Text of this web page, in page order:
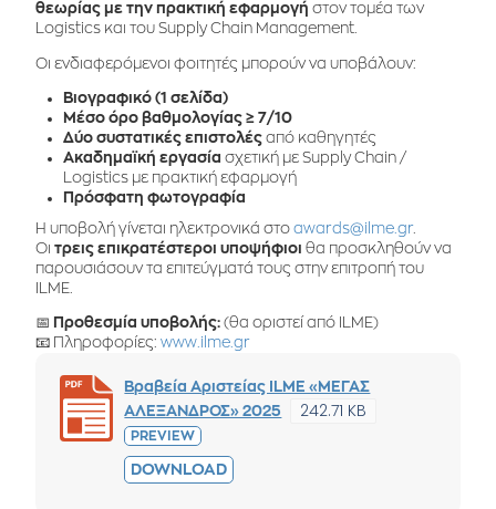
θεωρίας με την πρακτική εφαρμογή στον τομέα των
Logistics και του Supply Chain Management.
Οι ενδιαφερόμενοι φοιτητές μπορούν να υποβάλουν:
Βιογραφικό (1 σελίδα)
Μέσο όρο βαθμολογίας ≥ 7/10
Δύο συστατικές επιστολές από καθηγητές
Ακαδημαϊκή εργασία σχετική με Supply Chain /
Logistics με πρακτική εφαρμογή
Πρόσφατη φωτογραφία
Η υποβολή γίνεται ηλεκτρονικά στοawards@ilme.gr.
Οιτρεις επικρατέστεροι υποψήφιοι θα προσκληθούν να
παρουσιάσουν τα επιτεύγματά τους στην επιτροπή του
ILME.
📅 Προθεσμία υποβολής: (θα οριστεί από ILME)
📧 Πληροφορίες:www.ilme.gr
Βραβεία Αριστείας ILME «ΜΕΓΑΣ
ΑΛΕΞΑΝΔΡΟΣ» 2025
242.71 KB
PREVIEW
DOWNLOAD